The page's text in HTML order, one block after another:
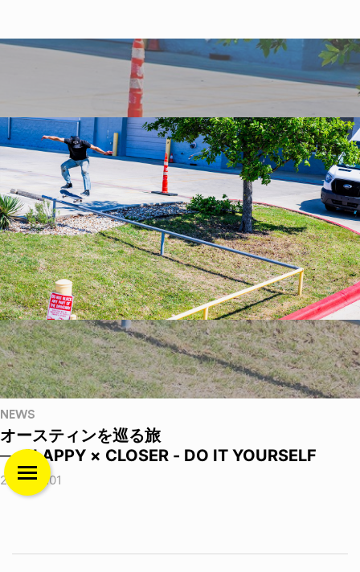
NEWS
オースティンを巡る旅
──SLAPPY × CLOSER - DO IT YOURSELF
2026.08.01